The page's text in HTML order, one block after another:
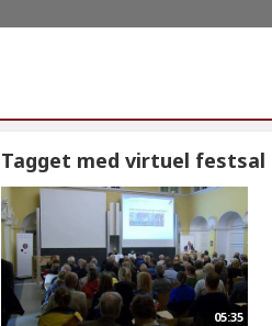
Tagget med virtuel festsal
05:35